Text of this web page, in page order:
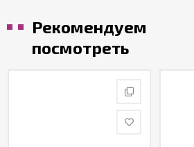
Рекомендуем
посмотреть